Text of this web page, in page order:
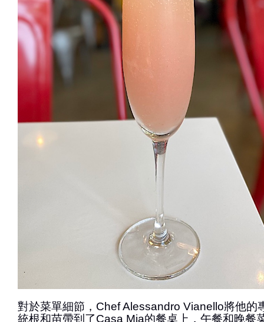
對於菜單細節，Chef Alessandro Vianello將他的
統根和苗帶到了Casa Mia的餐桌上，午餐和晚餐